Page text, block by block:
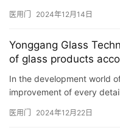
资
联
系
我
们
Bell…
医用门 2024年12月14日
Yonggang Glass
of glass products
medical door glass
In the development world
improvement of every
f…
医用门 2024年12月22日